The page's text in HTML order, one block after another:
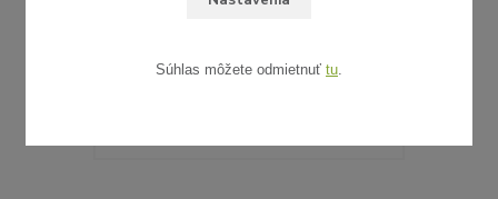
UMELÝ RATAN - VZORKA
bez DPH SKLADOM
Súhlas môžete odmietnuť tu.